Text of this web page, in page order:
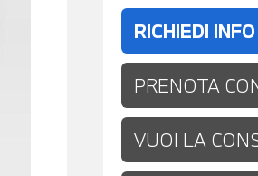
RICHIEDI INFO
PRENOTA
VUOI LA